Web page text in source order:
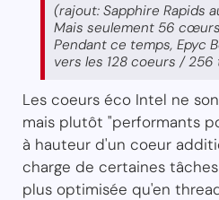
(rajout: Sapphire Rapids
Mais seulement 56
Pendant ce temps, Epyc
vers les 128 coeurs / 256
Les coeurs éco Intel ne
mais plutôt "performants
à hauteur d'un coeur
charge de certaines
plus optimisée qu'en